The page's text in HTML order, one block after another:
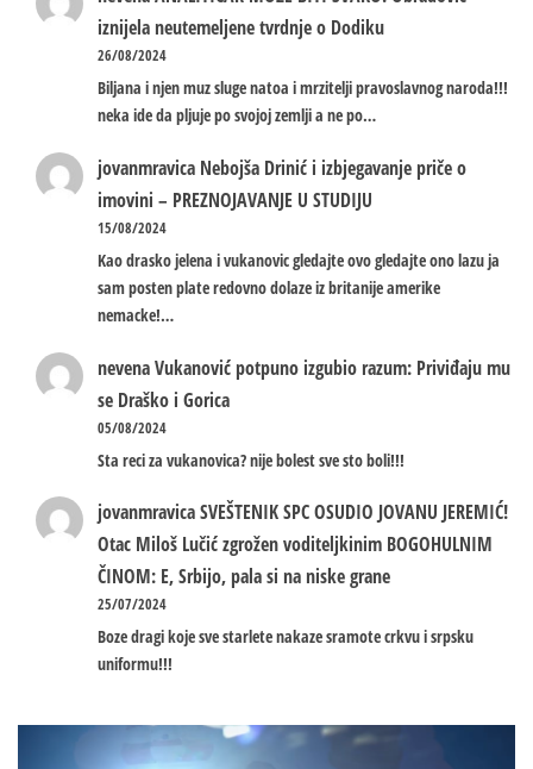
iznijela neutemeljene tvrdnje o Dodiku
26/08/2024
Biljana i njen muz sluge natoa i mrzitelji pravoslavnog naroda!!!
neka ide da pljuje po svojoj zemlji a ne po…
jovanmravica Nebojša Drinić i izbjegavanje priče o
imovini – PREZNOJAVANJE U STUDIJU
15/08/2024
Kao drasko jelena i vukanovic gledajte ovo gledajte ono lazu ja
sam posten plate redovno dolaze iz britanije amerike
nemacke!…
nevenaVukanović potpuno izgubio razum: Priviđaju mu
se Draško i Gorica
05/08/2024
Sta reci za vukanovica? nije bolest sve sto boli!!!
jovanmravicaSVEŠTENIK SPC OSUDIO JOVANU JEREMIĆ!
Otac Miloš Lučić zgrožen voditeljkinim BOGOHULNIM
ČINOM: E, Srbijo, pala si na niske grane
25/07/2024
Boze dragi koje sve starlete nakaze sramote crkvu i srpsku
uniformu!!!